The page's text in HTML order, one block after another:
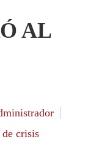
AL
crisis